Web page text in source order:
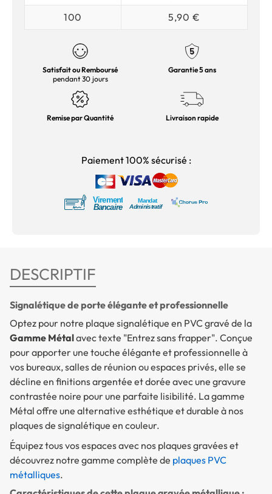
100
5,90 €
Satisfait ou Remboursé
pendant 30 jours
Garantie 5 ans
Remise par Quantité Livraison rapide
Paiement 100% sécurisé :
DESCRIPTIF
Signalétique de porte élégante et professionnelle
Optez pour notre plaque signalétique en PVC gravé de la
Gamme Métalavec texte "Entrez sans frapper". Conçue
pour apporter une touche élégante et professionnelle à
vos bureaux, salles de réunion ou espaces privés, elle se
décline en finitions argentée et dorée avec une gravure
contrastée noire pour une parfaite lisibilité. La gamme
Métal offre une alternative esthétique et durable à nos
plaques de signalétique en couleur.
Équipez tous vos espaces avec nos plaques gravées et
découvrez notre gamme complète de plaques PVC
métalliques.